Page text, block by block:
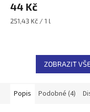
44 Kč
Měrná
251,43 Kč / 1 l
ZOBRAZIT
Popis Podobné (4)